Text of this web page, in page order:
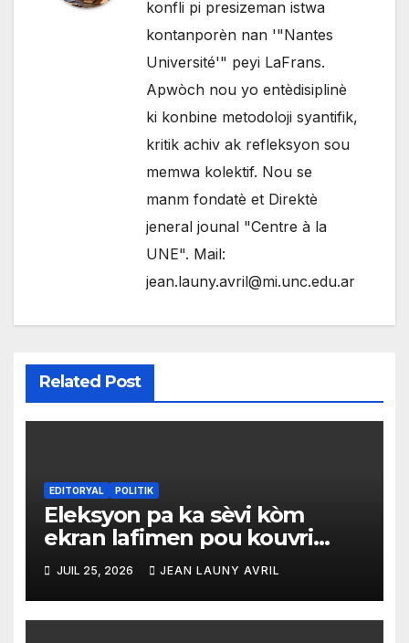
konfli pi presizeman istwa
kontanporèn nan '"Nantes
Université'" peyi LaFrans.
Apwòch nou yo entèdisiplinè
ki konbine metodoloji syantifik,
kritik achiv ak refleksyon sou
memwa kolektif. Nou se
manm fondatè et Direktè
jeneral jounal "Centre à la
UNE". Mail:
jean.launy.avril@mi.unc.edu.ar
Related Post
EDITORYAL POLITIK
Eleksyon pa ka sèvi kòm
ekran lafimen pou kouvri
echèk tranzisyon an
JUIL 25, 2026 JEAN LAUNY AVRIL